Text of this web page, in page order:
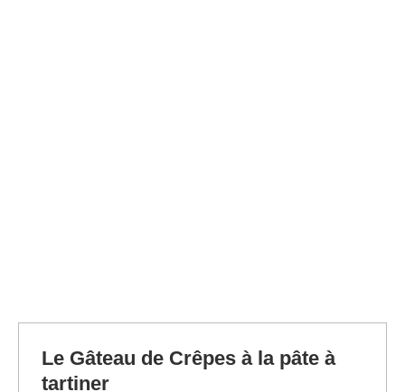
Le Gâteau de Crêpes à la pâte à
tartiner